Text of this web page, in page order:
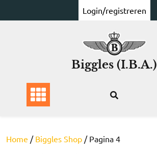
naar
Login/registreren
Biggles (I.B.A.)
Home / Biggles Shop / Pagina 4